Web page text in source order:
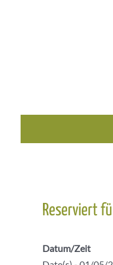
Reserviert
Datum/Zeit